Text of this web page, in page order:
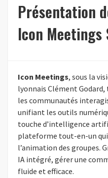
Présentation
Icon Meetings
Icon Meetings, sous la
lyonnais Clément
les communautés
unifiant les outils
touche d’intelligence
plateforme tout-en-un
l’animation des groupes.
IA intégré, gérer une
fluide et efficace.